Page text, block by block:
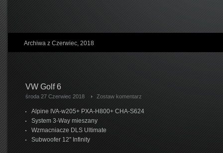
Archiwa z Czerwiec, 2018
VW Golf 6
środa 27 Czerwiec 2018 Zostaw komentarz
Alpine IVA-w205+ PXA-H800+ CHA-S624
System 3-Way mieszany
Wzmacniacze DLS Ultimate
Subwoofer 12″ Infinity